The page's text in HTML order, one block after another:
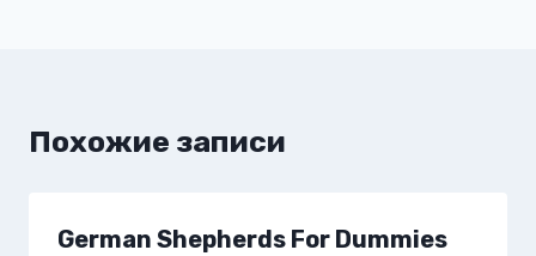
Похожие записи
German Shepherds For Dummies